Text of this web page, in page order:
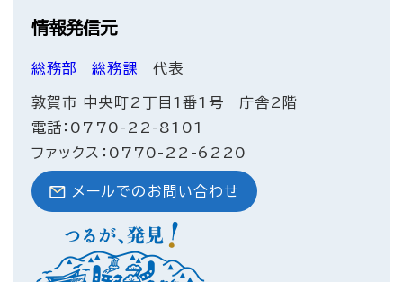
情報発信元
総務部 総務課 代表
敦賀市 中央町2丁目1番1号 庁舎2階
電話：0770-22-8101
ファックス：0770-22-6220
メールでのお問い合わせ